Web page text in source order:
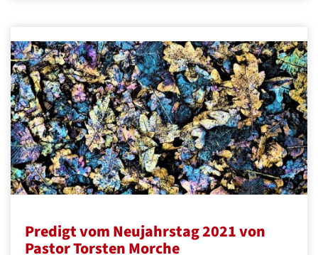
Predigt vom Neujahrstag 2021 von
Pastor Torsten Morche